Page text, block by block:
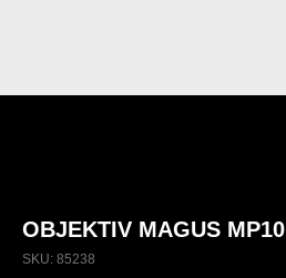
OBJEKTIV MAGUS MP10
SKU: 85238